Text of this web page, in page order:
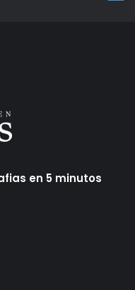
en 5 minutos